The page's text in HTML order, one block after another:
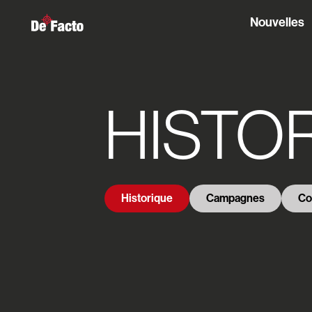
Nouvelles
Historique Campagnes